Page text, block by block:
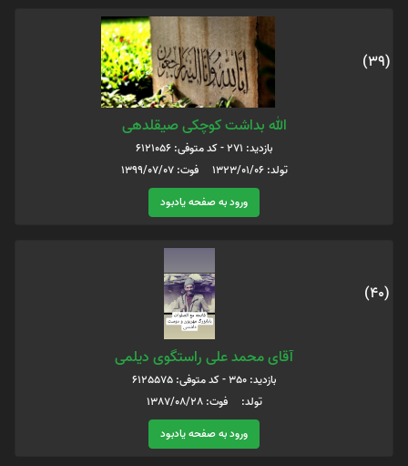
(39)
الله بداشت کوچکی صیقلدهی
بازدید: 271 - کد متوفی: 6121056
تولد: 1323/01/06 فوت: 1399/07/07
ورود به صفحه یادبود
(40)
آقای محمد علی راستگوی دیلمی
بازدید: 350 - کد متوفی: 6125575
تولد: فوت: 1387/08/28
ورود به صفحه یادبود